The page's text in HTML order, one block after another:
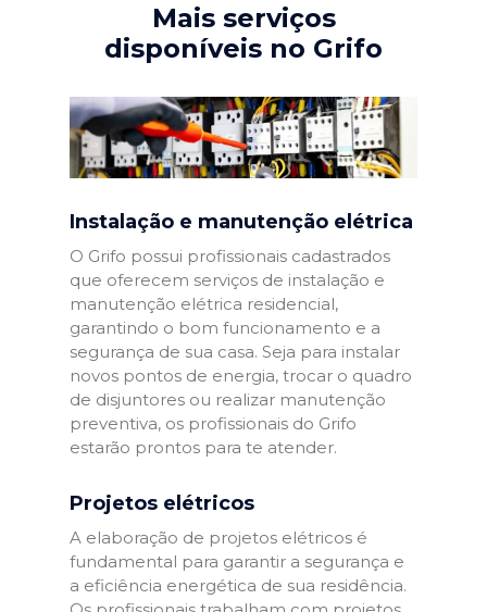
Mais serviços
disponíveis no Grifo
Instalação e manutenção elétrica
O Grifo possui profissionais cadastrados
que oferecem serviços de instalação e
manutenção elétrica residencial,
garantindo o bom funcionamento e a
segurança de sua casa. Seja para instalar
novos pontos de energia, trocar o quadro
de disjuntores ou realizar manutenção
preventiva, os profissionais do Grifo
estarão prontos para te atender.
Projetos elétricos
A elaboração de projetos elétricos é
fundamental para garantir a segurança e
a eficiência energética de sua residência.